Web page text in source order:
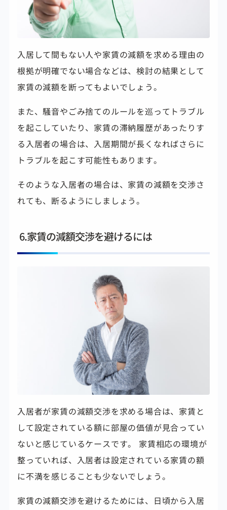
入居して間もない人や家賃の減額を求める理由の
根拠が明確でない場合などは、検討の結果として
家賃の減額を断ってもよいでしょう。
また、騒音やごみ捨てのルールを巡ってトラブル
を起こしていたり、家賃の滞納履歴があったりす
る入居者の場合は、入居期間が長くなればさらに
トラブルを起こす可能性もあります。
そのような入居者の場合は、家賃の減額を交渉さ
れても、 断るようにしましょう。
6.家賃の減額交渉を避けるには
入居者が家賃の減額交渉を求める場合は、家賃と
して設定されている額に部屋の価値が見合ってい
ないと感じているケースです。 家賃相応の環境が
整っていれば、入居者は設定されている家賃の額
に不満を感じることも少ないでしょう。
家賃の減額交渉を避けるためには、日頃から入居